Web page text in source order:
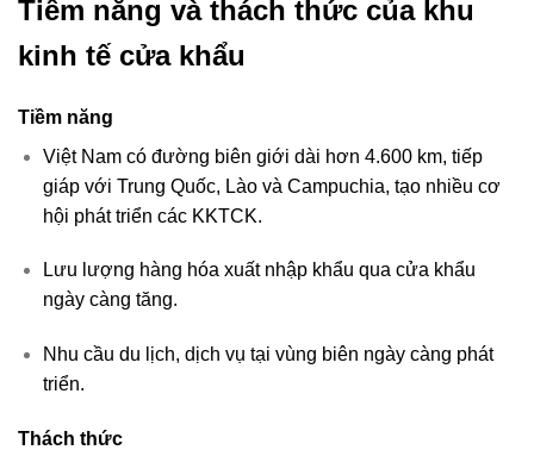
Tiềm năng và thách thức của khu
kinh tế cửa khẩu
Tiềm năng
Việt Nam có đường biên giới dài hơn 4.600 km, tiếp
giáp với Trung Quốc, Lào và Campuchia, tạo nhiều cơ
hội phát triển các KKTCK.
Lưu lượng hàng hóa xuất nhập khẩu qua cửa khẩu
ngày càng tăng.
Nhu cầu du lịch, dịch vụ tại vùng biên ngày càng phát
triển.
Thách thức